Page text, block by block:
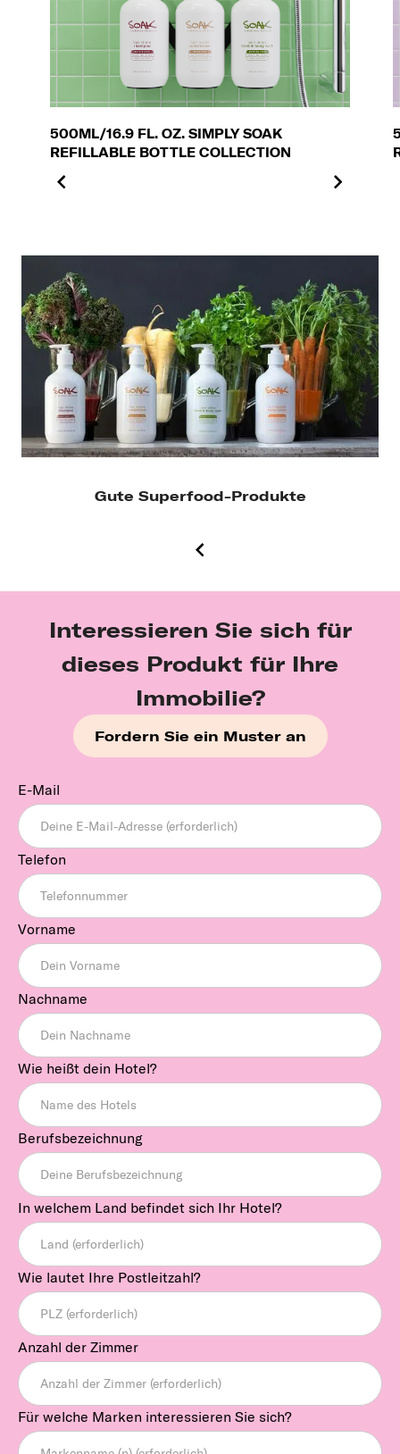
500ML/16.9 FL. OZ. SIMPLY SOAK
REFILLABLE BOTTLE COLLECTION
Gute Superfood-Produkte
Interessieren Sie sich für
dieses Produkt für Ihre
Immobilie?
Fordern Sie ein Muster an
E-Mail
Telefon
Vorname
Nachname
Wie heißt dein Hotel?
Berufsbezeichnung
In welchem Land befindet sich Ihr Hotel?
Wie lautet Ihre Postleitzahl?
Anzahl der Zimmer
Für welche Marken interessieren Sie sich?